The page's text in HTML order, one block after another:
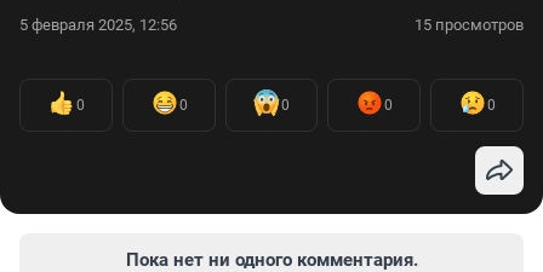
5 февраля 2025, 12:56 15 просмотров
0 0 0 0 0
Пока нет ни одного комментария.